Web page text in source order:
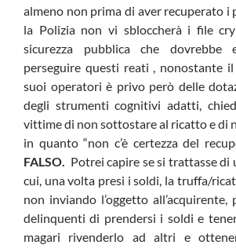
almeno non prima di aver recuperato i
la Polizia non vi sbloccherà i file
sicurezza pubblica che dovrebbe
perseguire questi reati , nonostante
suoi operatori è privo però delle
degli strumenti cognitivi adatti,
vittime di non sottostare al ricatto e di
in quanto “non c’è certezza del
FALSO. Potrei capire se si trattasse di
cui, una volta presi i soldi, la truffa/
non inviando l’oggetto
delinquenti di prendersi i soldi e
magari rivenderlo ad altri e